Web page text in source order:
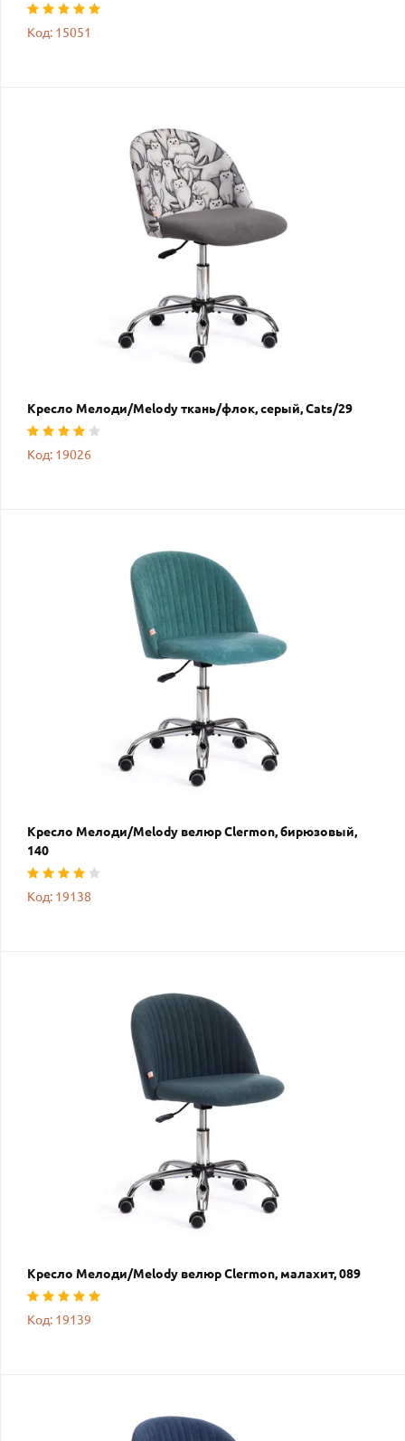
Код: 15051
Кресло Мелоди/Melody ткань/флок, серый, Cats/29
Код: 19026
Кресло Мелоди/Melody велюр Clermon, бирюзовый,
140
Код: 19138
Кресло Мелоди/Melody велюр Clermon, малахит, 089
Код: 19139